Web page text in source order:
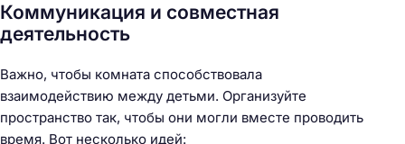
Коммуникация и совместная
деятельность
Важно, чтобы комната способствовала
взаимодействию между детьми. Организуйте
пространство так, чтобы они могли вместе проводить
время. Вот несколько идей: